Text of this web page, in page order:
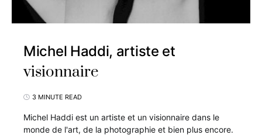
Michel Haddi, artiste et
visionnaire
3 MINUTE READ
Michel Haddi est un artiste et un visionnaire dans le
monde de l'art, de la photographie et bien plus encore.